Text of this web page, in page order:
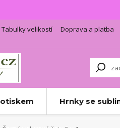
Tabulky velikostí Doprava a platba
Hrnky se